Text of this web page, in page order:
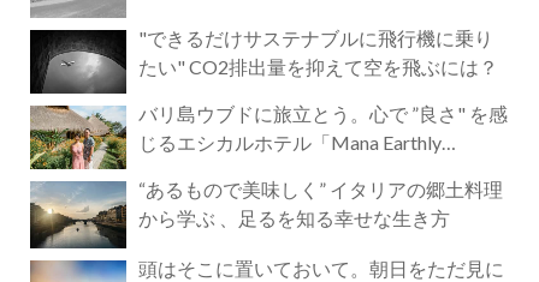
"できるだけサステナブルに飛行機に乗り
たい" CO2排出量を抑えて空を飛ぶには？
バリ島ウブドに旅立とう。心で ”良さ" を感
じるエシカルホテル「Mana Earthly
“あるもので美味しく” イタリアの郷土料理
から学ぶ 、足るを知る幸せな生き方
頭はそこに置いておいて。朝日をただ見に